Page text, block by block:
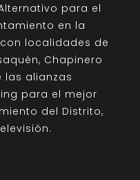
para el
en la
localidades de
Chapinero
las alianzas
para el mejor
del Distrito,